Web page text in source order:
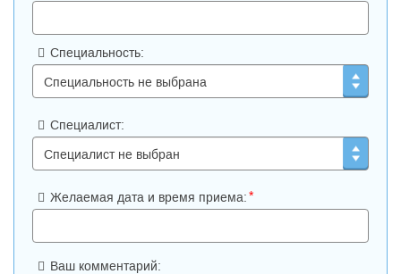
Специальность:
Специалист:
Желаемая дата и время приема:*
Ваш комментарий: